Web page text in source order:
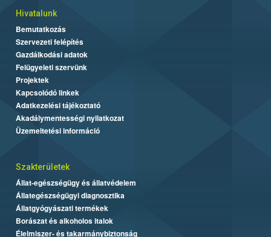
Hivatalunk
Bemutatkozás
Szervezeti felépítés
Gazdálkodási adatok
Felügyeleti szervünk
Projektek
Kapcsolódó linkek
Adatkezelési tájékoztató
Akadálymentességi nyilatkozat
Üzemeltetési információ
Szakterületek
Állat-egészségügy és állatvédelem
Állategészségügyi diagnosztika
Állatgyógyászati termékek
Borászat és alkoholos italok
Élelmiszer- és takarmánybiztonság